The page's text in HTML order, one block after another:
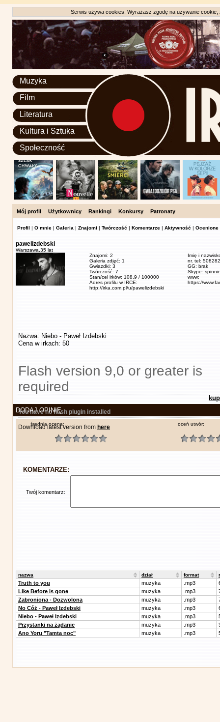
Serwis używa cookies. Wyrażasz zgodę na używanie
Muzyka
Film
Literatura
Kultura i Sztuka
Społeczność
Mój profil Użytkownicy Rankingi Konkursy Patronaty
Profil | O mnie | Galeria | Znajomi | Twórczość | Komentarze | Aktywność | Ocenione
pawelizdebski
Warszawa, 35 lat
Znajomi: 2
Galeria zdjęć: 1
Gwiazdki: 3
Twórczość: 7
Stan/cel irków: 108,9 / 100000
Adres profilu w IRCE:
http://irka.com.pl/u/pawelizdebski
Imię i
nr. tel:
GG: brak
Skype:
www:
https://
Nazwa: Niebo - Paweł Izdebski
Cena w irkach: 50
Flash version 9,0 or greater is
required
You have no flash plugin installed
Download latest version from here
DODAJ OPINIĘ
średnia ocena: oceń utwór:
KOMENTARZE:
Twój komentarz:
nazwa dział format
Truth to you muzyka .mp3
Like Before is gone
muzyka .mp3
Zabroniona - Dozwolona
muzyka .mp3
No Cóż - Paweł Izdebski
muzyka .mp3
Niebo - Paweł Izdebski
muzyka .mp3
Przystanki na żądanie
muzyka .mp3
Ano Yoru "Tamta noc"
muzyka .mp3